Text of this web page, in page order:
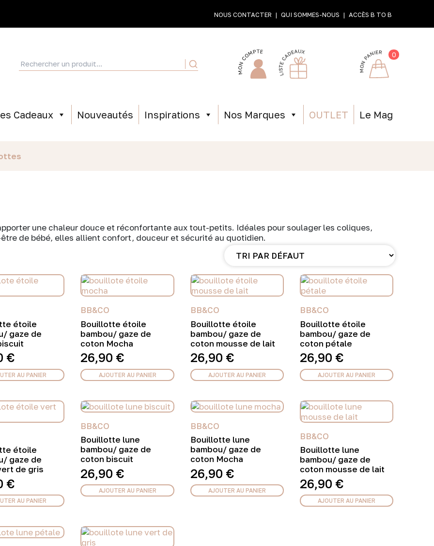
NOUS CONTACTER QUI SOMMES-NOUS ACCÈS B TO B
0
Cadeaux Nouveautés Inspirations Nos Marques OUTLET Le Mag
une chaleur douce et réconfortante aux tout-petits. Idéales pour soulager les coliques,
de bébé, elles allient confort, douceur et sécurité au quotidien.
étoile
gaze de
€
AU PANIER
BB&CO
Bouillotte étoile
bambou/ gaze de
coton Mocha
26,90 €
AJOUTER AU PANIER
BB&CO
Bouillotte étoile
bambou/ gaze de
coton mousse de lait
26,90 €
AJOUTER AU PANIER
BB&CO
Bouillotte étoile
bambou/ gaze de
coton pétale
26,90 €
AJOUTER AU PANIER
étoile
gaze de
de gris
€
AU PANIER
BB&CO
Bouillotte lune
bambou/ gaze de
coton biscuit
26,90 €
AJOUTER AU PANIER
BB&CO
Bouillotte lune
bambou/ gaze de
coton Mocha
26,90 €
AJOUTER AU PANIER
BB&CO
Bouillotte lune
bambou/ gaze de
coton mousse de lait
26,90 €
AJOUTER AU PANIER